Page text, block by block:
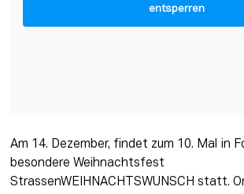
entsperren
Am 14. Dezember, findet zum 10. Mal in
besondere Weihnachtsfest
StrassenWEIHNACHTSWUNSCH statt.